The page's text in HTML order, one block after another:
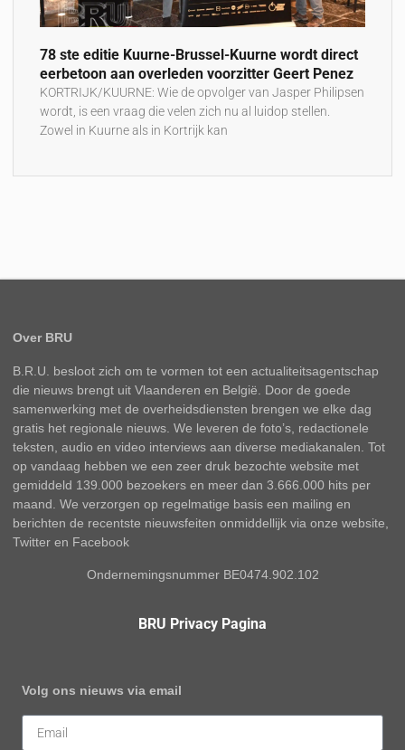
78 ste editie Kuurne-Brussel-Kuurne wordt direct
eerbetoon aan overleden voorzitter Geert Penez
KORTRIJK/KUURNE: Wie de opvolger van Jasper Philipsen
wordt, is een vraag die velen zich nu al luidop stellen.
Zowel in Kuurne als in Kortrijk kan
Over BRU
B.R.U. besloot zich om te vormen tot een actualiteitsagentschap
die nieuws brengt uit Vlaanderen en België. Door de goede
samenwerking met de overheidsdiensten brengen we elke dag
gratis het regionale nieuws. We leveren de foto’s, redactionele
teksten, audio en video interviews aan diverse mediakanalen. Tot
op vandaag hebben we een zeer druk bezochte website met
gemiddeld 139.000 bezoekers en meer dan 3.666.000 hits per
maand. We verzorgen op regelmatige basis een mailing en
berichten de recentste nieuwsfeiten onmiddellijk via onze website,
Twitter en Facebook
Ondernemingsnummer BE0474.902.102
BRU Privacy Pagina
Volg ons nieuws via email